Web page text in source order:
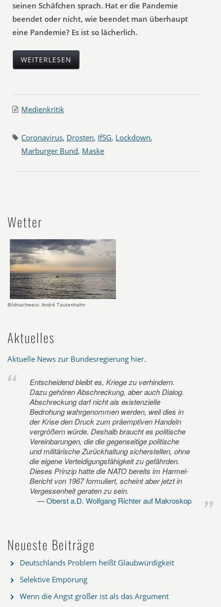
seinen Schäfchen sprach. Hat er die Pandemie
beendet oder nicht, wie beendet man überhaupt
eine Pandemie? Es ist so lächerlich.
WEITERLESEN
Medienkritik
Coronavirus, Drosten, IfSG, Lockdown,
Marburger Bund, Maske
Wetter
Bildnachweis: André Tautenhahn
Aktuelles
Aktuelle News zur Bundesregierung hier.
Entscheidend bleibt es, Kriege zu verhindern.
Dazu gehören Abschreckung, aber auch Dialog.
Abschreckung darf nicht als existenzielle
Bedrohung wahrgenommen werden, weil dies in
der Krise den Druck zum präemptiven Handeln
vergrößern würde. Deshalb braucht es politische
Vereinbarungen, die die gegenseitige politische
und militärische Zurückhaltung sicherstellen, ohne
die eigene Verteidigungsfähigkeit zu gefährden.
Dieses Prinzip hatte die NATO bereits im Harmel-
Bericht von 1967 formuliert, scheint aber jetzt in
Vergessenheit geraten zu sein.
Oberst a.D. Wolfgang Richter auf Makroskop
Neueste Beiträge
Deutschlands Problem heißt Glaubwürdigkeit
Selektive Empörung
Wenn die Angst größer ist als das Argument